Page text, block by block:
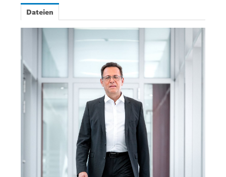
Power Tools
Bosch Rexroth
Bosch Home Comfort
Buderus
Pressemappen
Pressemappen
Dateien